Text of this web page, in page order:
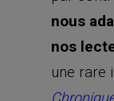
nous
nos
une rare